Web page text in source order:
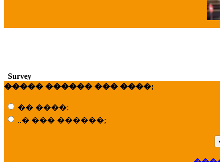
Survey
����� ������ ��� ����;
�� ����;
..� ��� ������;